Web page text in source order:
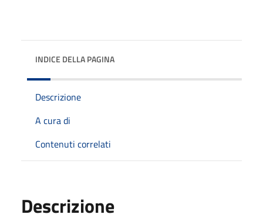
INDICE DELLA PAGINA
Descrizione
A cura di
Contenuti correlati
Descrizione